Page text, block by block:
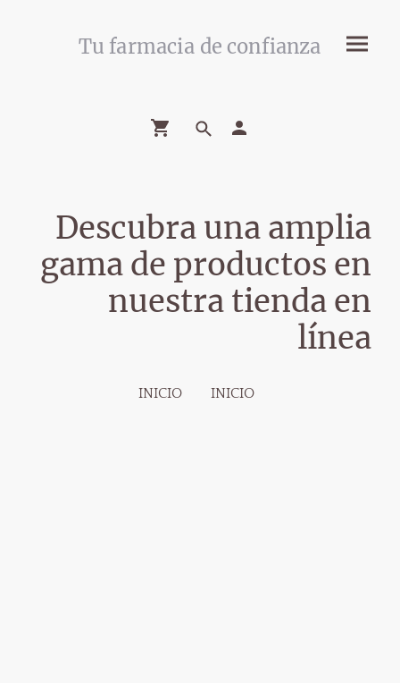
Tu farmacia de confianza
Descubra una amplia
gama de productos en
nuestra tienda en
línea
INICIO INICIO